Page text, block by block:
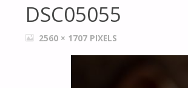
DSC05055
FULL2560 × 1707 PIXELS